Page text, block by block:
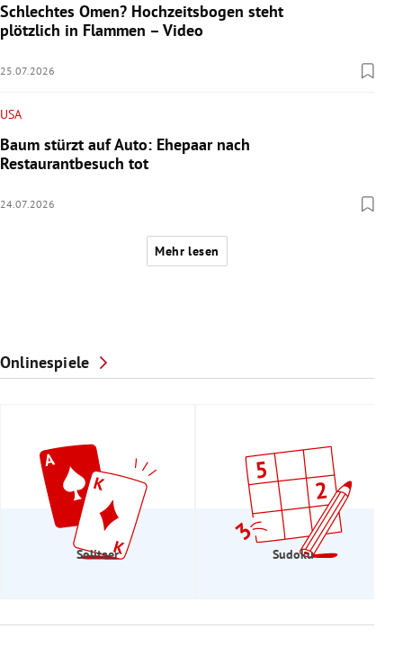
Schlechtes Omen? Hochzeitsbogen steht
plötzlich in Flammen – Video
25.07.2026
USA
Baum stürzt auf Auto: Ehepaar nach
Restaurantbesuch tot
24.07.2026
Mehr lesen
Onlinespiele
Solitaer Sudoku